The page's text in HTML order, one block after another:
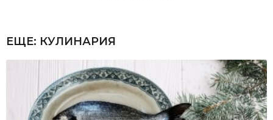
ЕЩЕ: КУЛИНАРИЯ